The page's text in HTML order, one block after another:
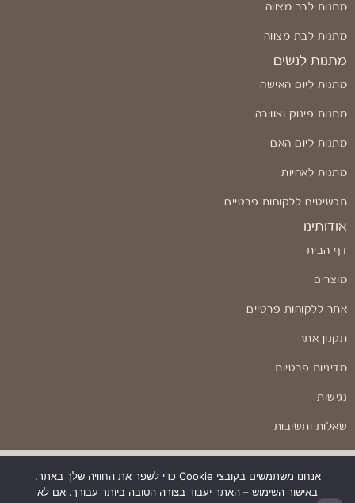
מתנות לבר מצווה
מתנות לבת מצווה
מתנות לנשים
מתנות ליום האישה
מתנות פינוק ואווירה
מתנות ליום האם
מתנות לאחיות
תכשיטים ללקוחות פרטיים
אודותינו
דף הבית
מוצרים
אתר ללקוחות פרטיים
תקנון אתר
מדיניות פרטיות
נגישות
שאלות ותשובות
אנחנו משתמשים בקובצי Cookie כדי לשפר את החוויה שלך באתר.
באישור השימוש – האתר יעבוד בצורה הטובה ביותר עבורך. אם לא